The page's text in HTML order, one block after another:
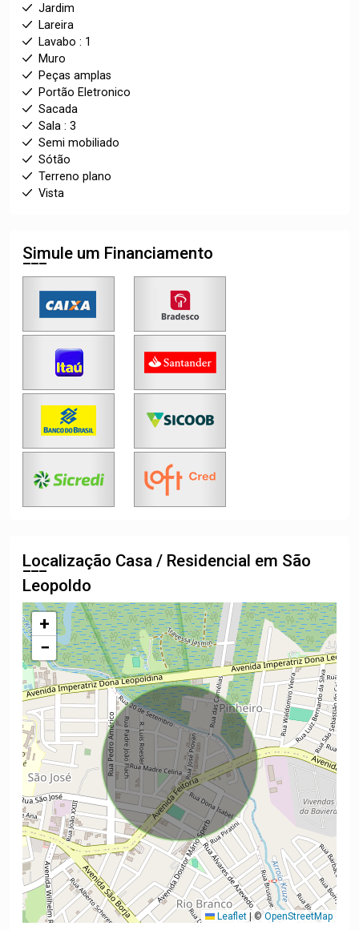
Jardim
Lareira
Lavabo : 1
Muro
Peças amplas
Portão Eletronico
Sacada
Sala : 3
Semi mobiliado
Sótão
Terreno plano
Vista
Simule um Financiamento
Localização Casa / Residencial em São
Leopoldo
+
−
Leaflet |©OpenStreetMap